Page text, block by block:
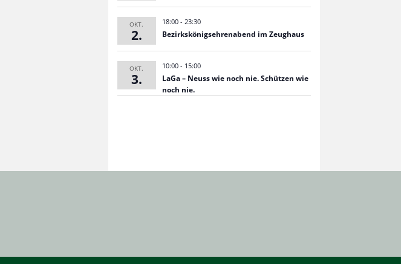
OKT.
2
18:00- 23:30
Bezirks­kö­nigs­eh­ren­abend im Zeughaus
OKT.
3
10:00- 15:00
LaGa – Neuss wie noch nie. Schüt­zen wie
noch nie.